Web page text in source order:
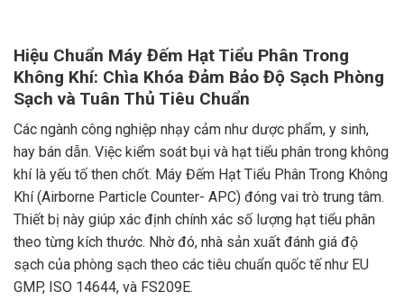
Hiệu Chuẩn Máy Đếm Hạt Tiểu Phân Trong
Không Khí: Chìa Khóa Đảm Bảo Độ Sạch Phòng
Sạch và Tuân Thủ Tiêu Chuẩn
Các ngành công nghiệp nhạy cảm như dược phẩm, y sinh,
hay bán dẫn. Việc kiểm soát bụi và hạt tiểu phân trong không
khí là yếu tố then chốt. Máy Đếm Hạt Tiểu Phân Trong Không
Khí (Airborne Particle Counter- APC) đóng vai trò trung tâm.
Thiết bị này giúp xác định chính xác số lượng hạt tiểu phân
theo từng kích thước. Nhờ đó, nhà sản xuất đánh giá độ
sạch của phòng sạch theo các tiêu chuẩn quốc tế như EU
GMP, ISO 14644, và FS209E.